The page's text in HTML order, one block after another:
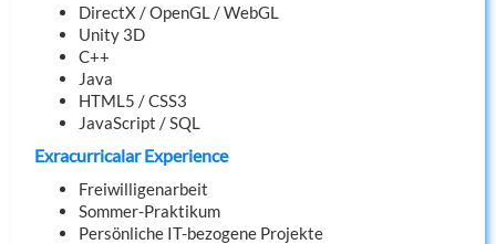
DirectX / OpenGL / WebGL
Unity 3D
C++
Java
HTML5 / CSS3
JavaScript / SQL
Exracurricalar Experience
Freiwilligenarbeit
Sommer-Praktikum
Persönliche IT-bezogene Projekte